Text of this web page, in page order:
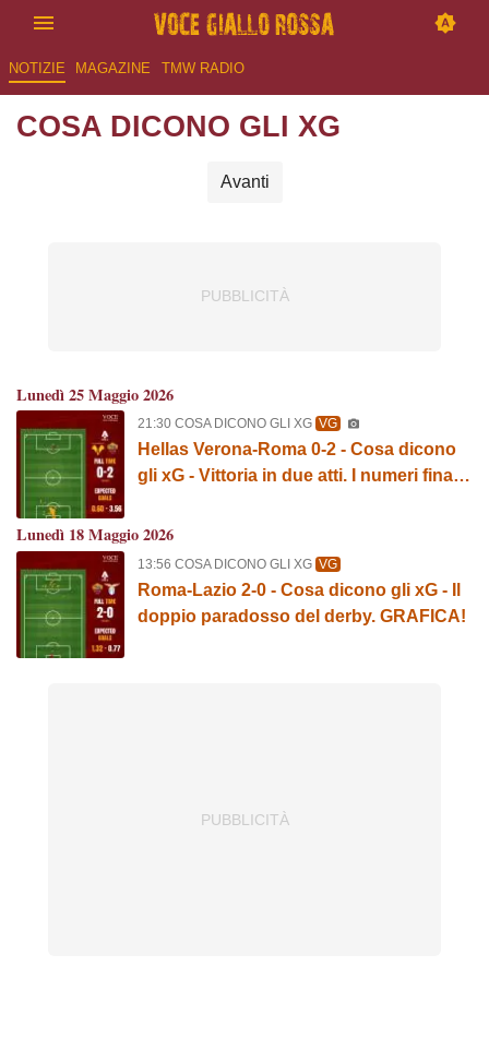
NOTIZIE MAGAZINE TMW RADIO
COSA DICONO GLI XG
Avanti
Lunedì 25 Maggio 2026
21:30 COSA DICONO GLI XG VG
Hellas Verona-Roma 0-2 - Cosa dicono
gli xG - Vittoria in due atti. I numeri finali.
Lunedì 18 Maggio 2026
13:56 COSA DICONO GLI XG VG
Roma-Lazio 2-0 - Cosa dicono gli xG - Il
doppio paradosso del derby. GRAFICA!